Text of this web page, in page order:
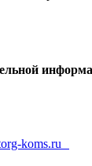
koms.ru